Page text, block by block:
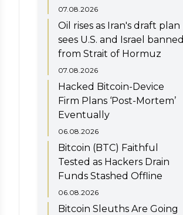
07.08.2026
Oil rises as Iran's draft plan
sees U.S. and Israel banned
from Strait of Hormuz
07.08.2026
Hacked Bitcoin-Device
Firm Plans ‘Post-Mortem’
Eventually
06.08.2026
Bitcoin (BTC) Faithful
Tested as Hackers Drain
Funds Stashed Offline
06.08.2026
Bitcoin Sleuths Are Going